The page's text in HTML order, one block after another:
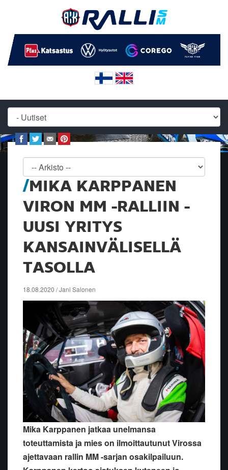
MIKA KARPPANEN
VIRON MM -RALLIIN -
UUSI YRITYS
KANSAINVÄLISELLÄ
TASOLLA
18.08.2020 / Jani Salonen
Mika Karppanen jatkaa unelmansa
toteuttamista ja mies on ilmoittautunut Virossa
ajettavaan rallin MM -sarjan osakilpailuun.